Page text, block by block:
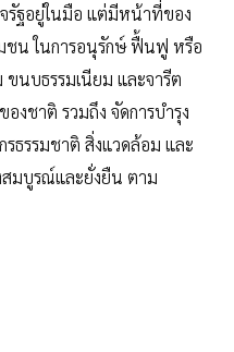
รัฐอยู่ในมือ แต่มีหน้าที่ของ
น ในการอนุรักษ์ ฟื้นฟู หรือ
นบธรรมเนียม และจารีต
งชาติ รวมถึง จัดการบำรุง
ธรรมชาติ สิ่งแวดล้อม และ
มบูรณ์และยั่งยืน ตาม